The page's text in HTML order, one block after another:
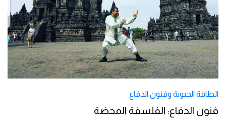
الطاقة الحيوية وفنون الدفاع
فنون الدفاع: الفلسفة المحضة